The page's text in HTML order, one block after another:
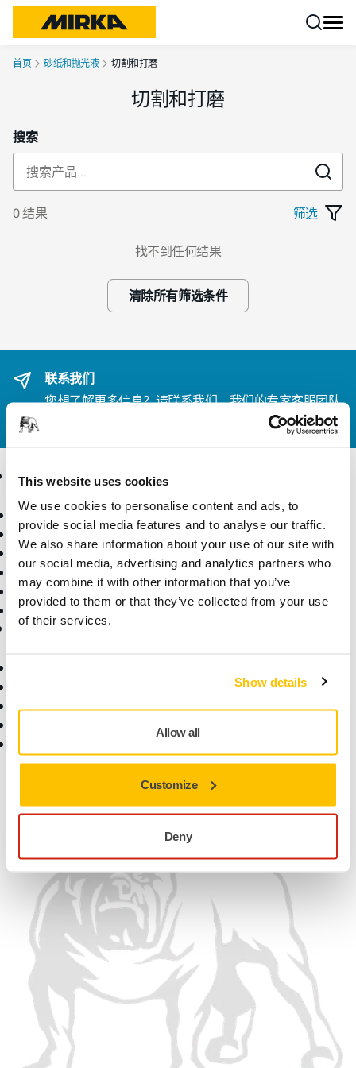
This website uses cookies
We use cookies to personalise content and ads, to
provide social media features and to analyse our traffic.
We also share information about your use of our site with
our social media, advertising and analytics partners who
may combine it with other information that you’ve
provided to them or that they’ve collected from your use
of their services.
Show details
Allow all
Customize
Deny
首页 砂纸和抛光液 切割和打磨
切割和打磨
搜索
0 结果 筛选
找不到任何结果
清除所有筛选条件
联系我们
您想了解更多信息？请联系我们，我们的专家客服团队
产品
电动工具
无尘打磨
砂纸和抛光蜡
配件和耗材
超硬磨具
核心产品
行业
应用
解决方案
咨询与支持
客户服务
联系我们
新闻中心
职业生涯
寻找合作伙伴